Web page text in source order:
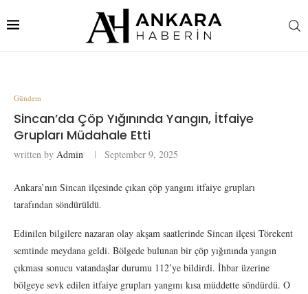
Gündem
Sincan’da Çöp Yığınında Yangın, İtfaiye
Grupları Müdahale Etti
written by Admin September 9, 2025
Ankara’nın Sincan ilçesinde çıkan çöp yangını itfaiye grupları
tarafından söndürüldü.
Edinilen bilgilere nazaran olay akşam saatlerinde Sincan ilçesi Törekent
semtinde meydana geldi. Bölgede bulunan bir çöp yığınında yangın
çıkması sonucu vatandaşlar durumu 112’ye bildirdi. İhbar üzerine
bölgeye sevk edilen itfaiye grupları yangını kısa müddette söndürdü. O